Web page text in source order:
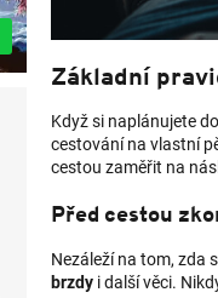
Základní
Když si naplánujete
cestování na vlastní
cestou zaměřit na
Před cestou
Nezáleží na tom, zda
brzdy i další věci.